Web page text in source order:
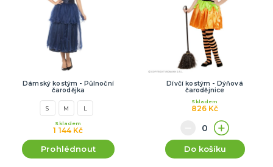
Dámský kostým - Půlnoční
čarodějka
S M L
1 144 Kč
Skladem
Prohlédnout
Dívčí kostým - Dýňová
čarodějnice
826 Kč
Skladem
Do košíku